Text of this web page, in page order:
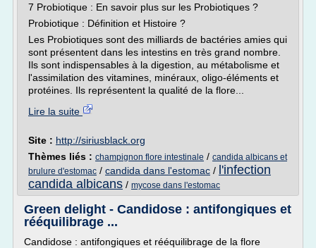
7 Probiotique : En savoir plus sur les Probiotiques ?
Probiotique : Définition et Histoire ?
Les Probiotiques sont des milliards de bactéries amies qui
sont présentent dans les intestins en très grand nombre.
Ils sont indispensables à la digestion, au métabolisme et
l'assimilation des vitamines, minéraux, oligo-éléments et
protéines. Ils représentent la qualité de la flore...
Lire la suite
Site : http://siriusblack.org
Thèmes liés : champignon flore intestinale / candida albicans et
brulure d'estomac / candida dans l'estomac / l'infection
candida albicans / mycose dans l'estomac
Green delight - Candidose : antifongiques et
rééquilibrage ...
Candidose : antifongiques et rééquilibrage de la flore